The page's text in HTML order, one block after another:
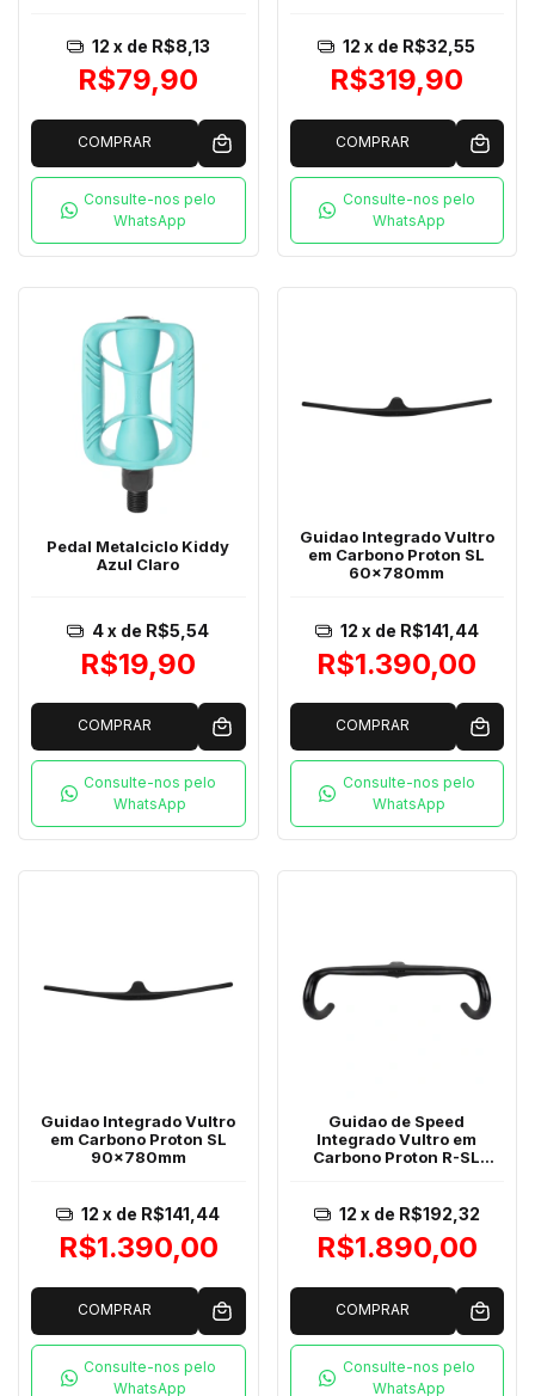
R$79,90
12 x de R$8,13
COMPRAR
Consulte-nos pelo
WhatsApp
R$319,90
12 x de R$32,55
COMPRAR
Consulte-nos pelo
WhatsApp
Pedal Metalciclo Kiddy
Azul Claro
R$19,90
4x de R$5,54
COMPRAR
Consulte-nos pelo
WhatsApp
Guidao Integrado Vultro
em Carbono Proton SL
60x780mm
R$1.390,00
12 x de R$141,44
COMPRAR
Consulte-nos pelo
WhatsApp
Guidao Integrado Vultro
em Carbono Proton SL
90x780mm
R$1.390,00
12 x de R$141,44
COMPRAR
Consulte-nos pelo
WhatsApp
Guidao de Speed
Integrado Vultro em
Carbono Proton R-SL
R$1.890,00
12 x de R$192,32
COMPRAR
Consulte-nos pelo
WhatsApp